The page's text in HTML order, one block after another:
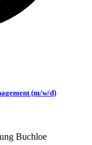
(m/w/d)
Buchloe